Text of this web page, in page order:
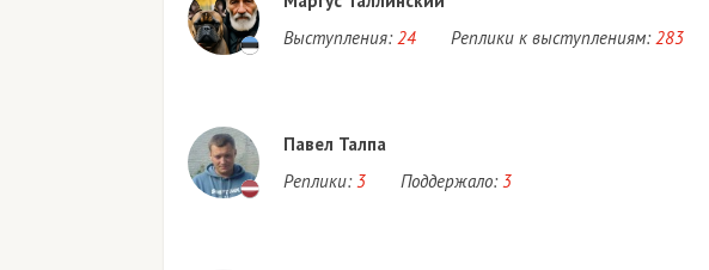
Выступления: 24 Реплики к выступлениям: 283
Павел Талпа
Реплики: 3 Поддержало: 3